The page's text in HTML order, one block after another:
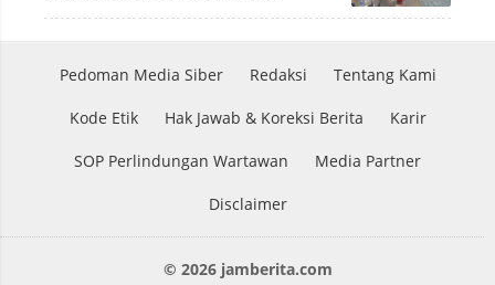
Pedoman Media Siber Redaksi Tentang Kami
Kode Etik Hak Jawab & Koreksi Berita Karir
SOP Perlindungan Wartawan Media Partner
Disclaimer
© 2026 jamberita.com